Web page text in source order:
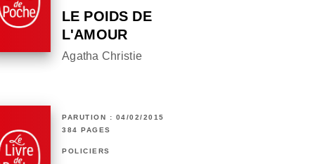
LE POIDS DE
L'AMOUR
Agatha Christie
PARUTION : 04/02/2015
384 PAGES
POLICIERS